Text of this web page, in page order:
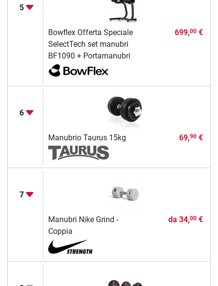
5
Bowflex Offerta Speciale
SelectTech set manubri
BF1090 + Portamanubri
699,00€
6
Manubrio Taurus 15kg 69,90€
7
Manubri Nike Grind -
Coppia
da 34,00€